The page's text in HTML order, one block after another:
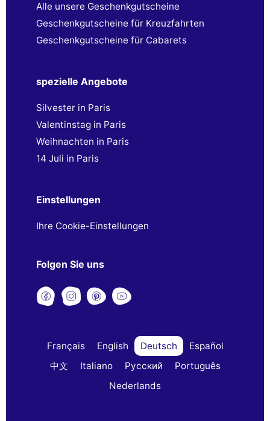
Alle unsere Geschenkgutscheine
Geschenkgutscheine für Kreuzfahrten
Geschenkgutscheine für Cabarets
spezielle Angebote
Silvester in Paris
Valentinstag in Paris
Weihnachten in Paris
14 Juli in Paris
Einstellungen
Ihre Cookie-Einstellungen
Folgen Sie uns
Français English Deutsch
Español
中文
Italiano Русский
Português
Nederlands